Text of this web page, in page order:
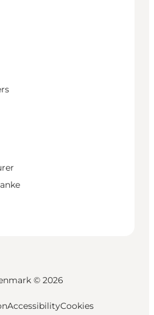
© 2026
AccessibilityCookies